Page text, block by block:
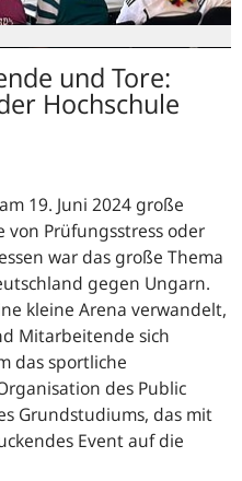
und Tore:
Hochschule
19. Juni 2024 große
von Prüfungsstress oder
war das große Thema
gegen Ungarn.
kleine Arena verwandelt,
Mitarbeitende sich
das sportliche
des Public
Grundstudiums, das mit
Event auf die